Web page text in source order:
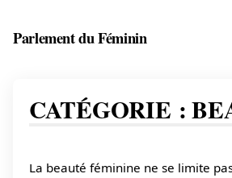
Parlement du Féminin
êtreCATÉGORIE :
La beauté féminine ne se limite